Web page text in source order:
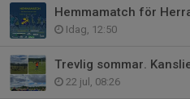
Hemmamatch för
Idag, 12:50
Trevlig sommar.
22 jul, 08:26